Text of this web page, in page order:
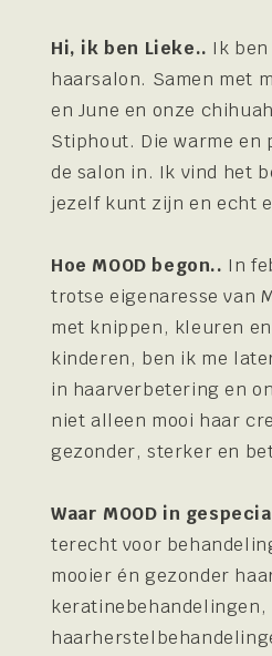
Hi, ik ben Lieke.. Ik ben
haarsalon. Samen met
en June en onze
Stiphout. Die warme en
de salon in. Ik vind het
jezelf kunt zijn en echt
Hoe MOOD begon.. In
trotse eigenaresse van
met knippen, kleuren
kinderen, ben ik me
in haarverbetering en
niet alleen mooi haar
gezonder, sterker en
Waar MOOD in
terecht voor
mooier én gezonder